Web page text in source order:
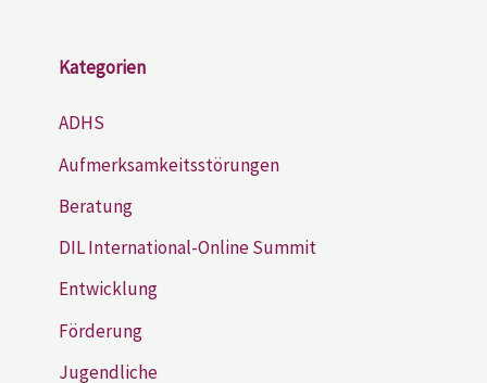
Kategorien
ADHS
Aufmerksamkeitsstörungen
Beratung
DIL International-Online Summit
Entwicklung
Förderung
Jugendliche